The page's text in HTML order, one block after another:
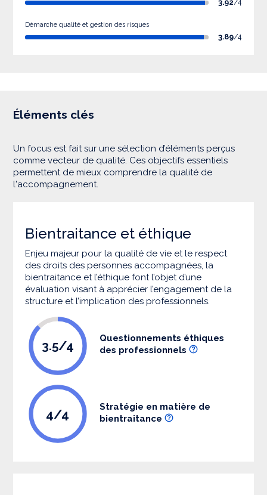
3.92/4
Démarche qualité et gestion des risques
3.89/4
Éléments clés
Un focus est fait sur une sélection d’éléments perçus
comme vecteur de qualité. Ces objectifs essentiels
permettent de mieux comprendre la qualité de
l'accompagnement.
Bientraitance et éthique
Enjeu majeur pour la qualité de vie et le respect
des droits des personnes accompagnées, la
bientraitance et l’éthique font l’objet d’une
évaluation visant à apprécier l’engagement de la
structure et l’implication des professionnels.
3.5/4
Questionnements éthiques
des professionnels
4/4
Stratégie en matière de
bientraitance